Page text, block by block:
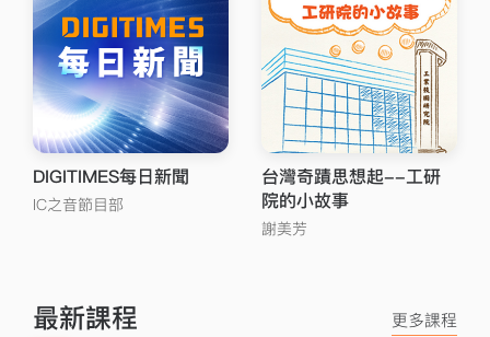
DIGITIMES每日新聞
IC之音節目部
台灣奇蹟思想起--工研
院的小故事
謝美芳
最新課程 更多課程